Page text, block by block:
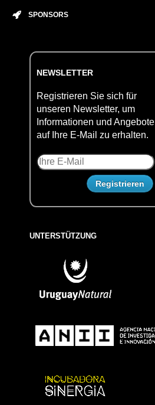
SPONSORS
NEWSLETTER
Registrieren Sie sich für
unseren Newsletter, um
Informationen und Angebote
auf Ihre E-Mail zu erhalten.
UNTERSTÜTZUNG